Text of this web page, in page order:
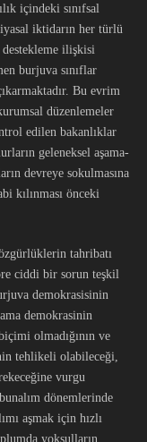
içindeki sınıfsal
iktidarın her türlü
destekleme ilişkisi
burjuva sınıflar
Bu evrim
düzenlemeler
edilen bakanlıklar
geleneksel aşama-
devreye sokulmasına
kılınması önceki
tahribatı
ciddi bir sorun teşkil
demokrasisinin
demokrasinin
olmadığının ve
tehlikeli olabileceği,
vurgu
dönemlerinde
aşmak için hızlı
yoksulların